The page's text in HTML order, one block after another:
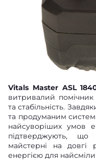
Vitals Master ASL
витривалий помічник
та стабільність.
та продуманим
найсуворіших умов
підтверджують,
майстерні на довгі
енергією для